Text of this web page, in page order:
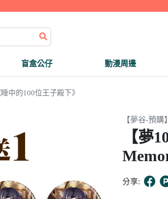
盲盒公仔 動漫周邊
中的100位王子殿下》
【夢谷-預購】
【夢
分享: